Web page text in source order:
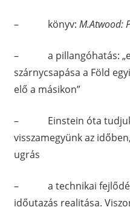
– könyv: M.Atwood:
– a pillangóhatás:
szárnycsapása a Föld
elő a másikon”
– Einstein óta tudjuk,
visszamegyünk az
ugrás
– a technikai
időutazás realitása.